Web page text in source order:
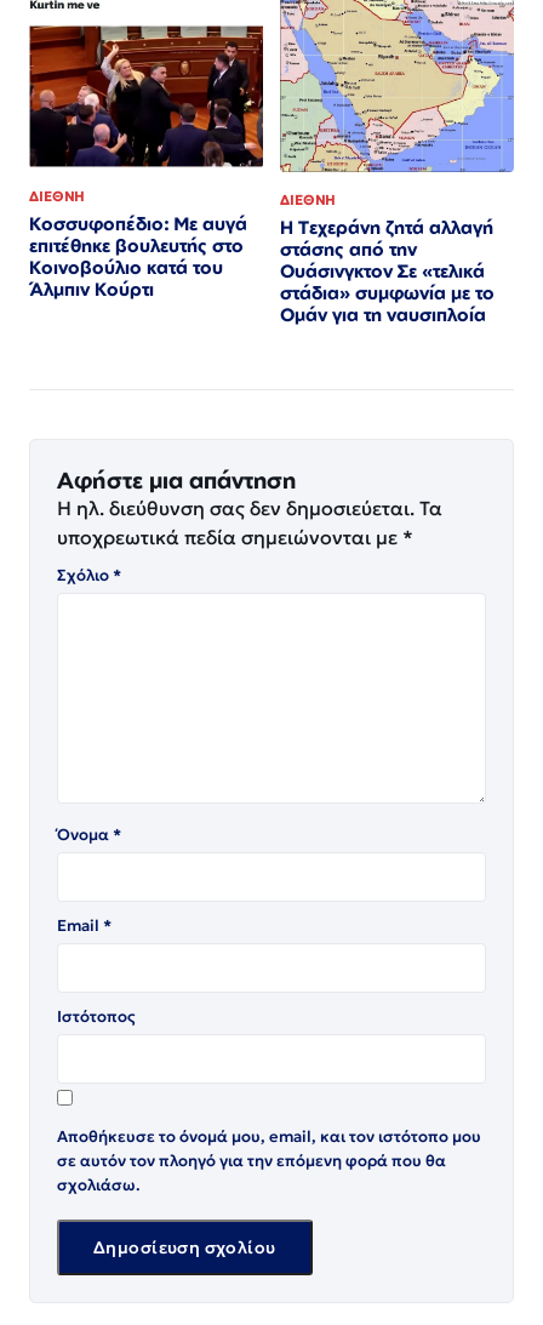
ΔΙΕΘΝΗ
Κοσσυφοπέδιο: Με αυγά
επιτέθηκε βουλευτής στο
Κοινοβούλιο κατά του
Άλμπιν Κούρτι
ΔΙΕΘΝΗ
Η Τεχεράνη ζητά αλλαγή
στάσης από την
Ουάσινγκτον Σε «τελικά
στάδια» συμφωνία με το
Ομάν για τη ναυσιπλοία
Αφήστε μια απάντηση
Η ηλ. διεύθυνση σας δεν δημοσιεύεται. Τα
υποχρεωτικά πεδία σημειώνονται με *
Σχόλιο*
Όνομα*
Email *
Ιστότοπος
Αποθήκευσε το όνομά μου, email, και τον ιστότοπο μου
σε αυτόν τον πλοηγό για την επόμενη φορά που θα
σχολιάσω.